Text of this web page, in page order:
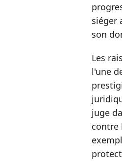
siéger
son
Les
l'une
juge
contre